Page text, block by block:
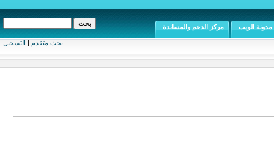
بحث متقدم | التسجيل
مدونة الويب مركز الدعم والمساندة